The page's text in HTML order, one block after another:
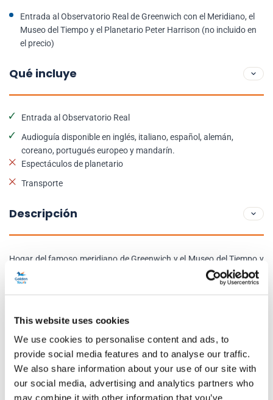
This website uses cookies
We use cookies to personalise content and ads, to
provide social media features and to analyse our traffic.
We also share information about your use of our site with
our social media, advertising and analytics partners who
may combine it with other information that you’ve
Entrada al Observatorio Real de Greenwich con el Meridiano, el
Museo del Tiempo y el Planetario Peter Harrison (no incluido en
el precio)
Qué incluye
Entrada al Observatorio Real
Audioguía disponible en inglés, italiano, español, alemán,
coreano, portugués europeo y mandarín.
Espectáculos de planetario
Transporte
Descripción
Hogar del famoso meridiano de Greenwich y el Museo del Tiempo y
la Astronomía, el Observatorio Real de Greenwich, fue construido en
principal meridiano del mundo. Al visitar este lugar de interés
histórico y el edificio de la Casa Flamsteed, el primero que fue
construido en esta estructura, usted podrá descubrir cómo vivían
los astrónomos reales en aquella época.